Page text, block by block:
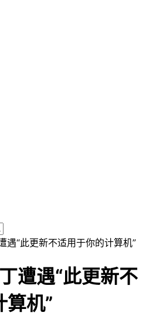
遇“此更新不适用于你的计算机”
遭遇“此更新不
算机”